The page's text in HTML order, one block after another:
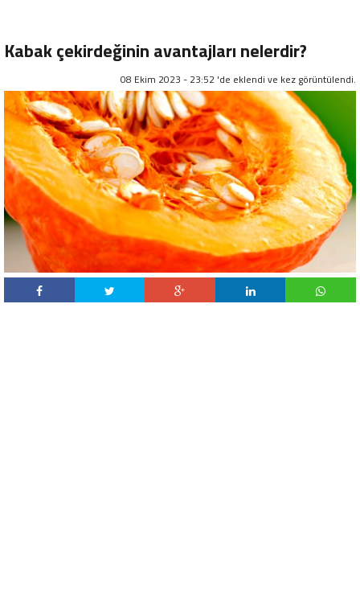
Kabak çekirdeğinin avantajları nelerdir?
08 Ekim 2023 - 23:52 'de eklendi ve kez görüntülendi.